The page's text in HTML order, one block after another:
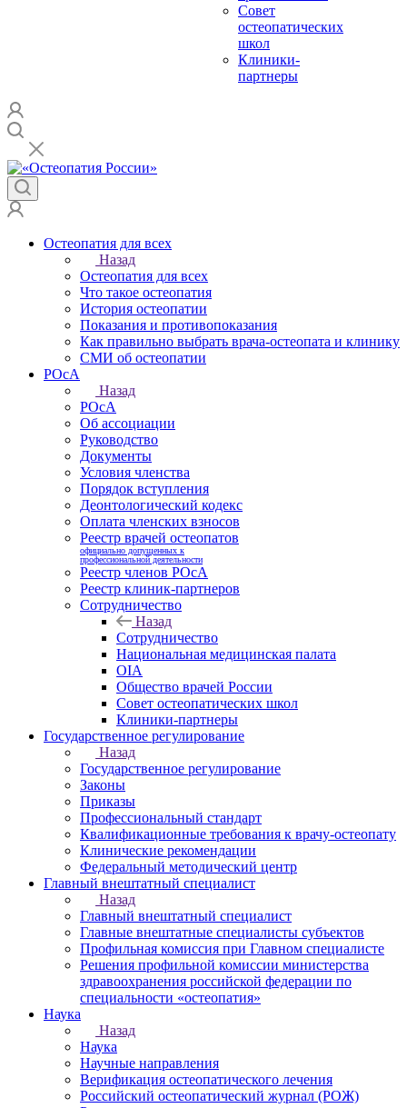
Совет
остеопатических
школ
Клиники-
партнеры
Остеопатия для всех
Назад
Остеопатия для всех
Что такое остеопатия
История остеопатии
Показания и противопоказания
Как правильно выбрать врача-остеопата и клинику
СМИ об остеопатии
РОсА
Назад
РОсА
Об ассоциации
Руководство
Документы
Условия членства
Порядок вступления
Деонтологический кодекс
Оплата членских взносов
Реестр врачей остеопатов
официально допущенных к
профессиональной деятельности
Реестр членов РОсА
Реестр клиник-партнеров
Сотрудничество
Назад
Сотрудничество
Национальная медицинская палата
OIA
Общество врачей России
Совет остеопатических школ
Клиники-партнеры
Государственное регулирование
Назад
Государственное регулирование
Законы
Приказы
Профессиональный стандарт
Квалификационные требования к врачу-остеопату
Клинические рекомендации
Федеральный методический центр
Главный внештатный специалист
Назад
Главный внештатный специалист
Главные внештатные специалисты субъектов
Профильная комиссия при Главном специалисте
Решения профильной комиссии министерства
здравоохранения российской федерации по
специальности «остеопатия»
Наука
Назад
Наука
Научные направления
Верификация остеопатического лечения
Российский остеопатический журнал (РОЖ)